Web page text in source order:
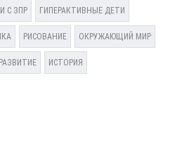
С ЗПР ГИПЕРАКТИВНЫЕ ДЕТИ
РИСОВАНИЕ ОКРУЖАЮЩИЙ МИР
ИСТОРИЯ